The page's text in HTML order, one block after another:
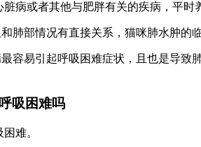
病或者其他与肥胖有关的疾病，平时
肺部情况有直接关系，猫咪肺水肿的
容易引起呼吸困难症状，且也是导
吸困难吗
难。